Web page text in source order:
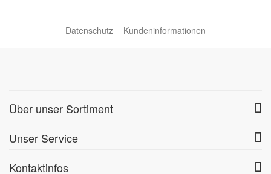
Datenschutz Kundeninformationen
Über unser Sortiment
Unser Service
Kontaktinfos